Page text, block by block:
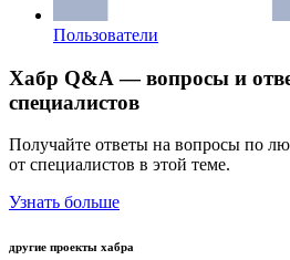
Пользователи
Хабр Q&A — вопросы и
специалистов
Получайте ответы на вопросы по
от специалистов в этой теме.
Узнать больше
другие проекты хабра